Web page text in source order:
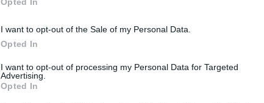
I want to opt-out of the Sale of my Personal Data.
Opted In
I want to opt-out of processing my Personal Data for Targeted
Advertising.
Opted In